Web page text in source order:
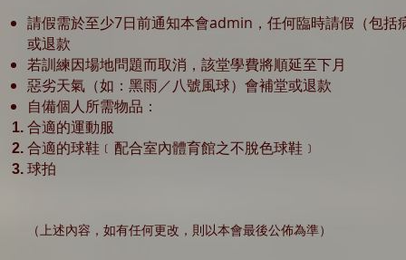
請假需於至少7日前通知本會admin，任何臨時請假（包括
或退款
若訓練因場地問題而取消，該堂學費將順延至下月
惡劣天氣（如：黑雨／八號風球）會補堂或退款
自備個人所需物品：
合適的運動服
合適的球鞋﹝配合室內體育館之不脫色球鞋﹞
球拍
（上述內容，如有任何更改，則以本會最後公佈為準）